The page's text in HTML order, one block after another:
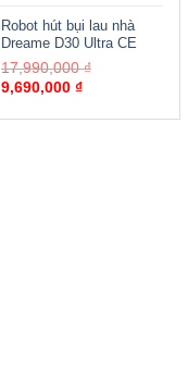
Robot hút bụi lau nhà
Dreame D30 Ultra CE
17,990,000₫
9,690,000 ₫